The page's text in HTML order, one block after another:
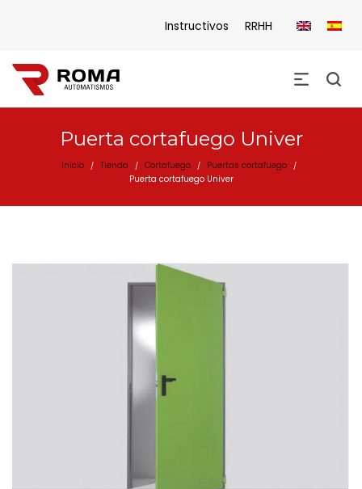
Instructivos RRHH
Puerta cortafuego Univer
Inicio / Tienda / Cortafuego / Puertas cortafuego /
Puerta cortafuego Univer